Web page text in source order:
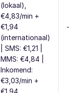
(lokaal),
€4,83/min +
€1,94
(internationaal)
| SMS: €1,21 |
MMS: €4,84 |
Inkomend:
€3,03/min +
€1,94
-